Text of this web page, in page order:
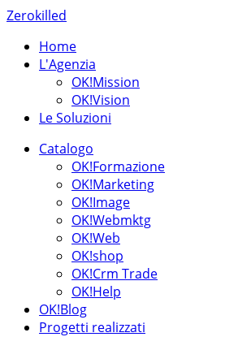
Zerokilled
Home
L'Agenzia
OK!Mission
OK!Vision
Le Soluzioni
Catalogo
OK!Formazione
OK!Marketing
OK!Image
OK!Webmktg
OK!Web
OK!shop
OK!Crm Trade
OK!Help
OK!Blog
Progetti realizzati